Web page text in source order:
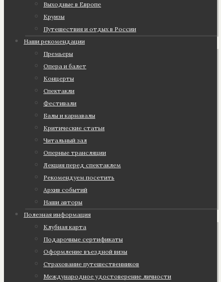
Выходные в Европе
Круизы
Путешествия и отдых в России
Наши рекомендации
Премьеры
Опера и балет
Концерты
Спектакли
Фестивали
Балы и карнавалы
Критические статьи
Читальный зал
Оперные трансляции
Лекция перед спектаклем
Рекомендуем посетить
Архив событий
Наши авторы
Полезная информация
Клубная карта
Подарочные сертификаты
Оформление въездной визы
Страхование путешественников
Международное удостоверение личности